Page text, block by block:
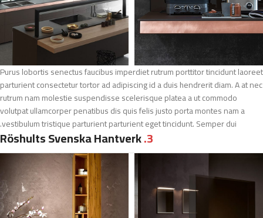
Purus lobortis senectus faucibus imperdiet rutrum porttitor tincidunt laoreet
parturient consectetur tortor ad adipiscing id a duis hendrerit diam. A at nec
rutrum nam molestie suspendisse scelerisque platea a ut commodo
volutpat ullamcorper penatibus dis quis felis justo porta montes nam a
vestibulum tristique parturient parturient eget tincidunt. Semper dui.
3.